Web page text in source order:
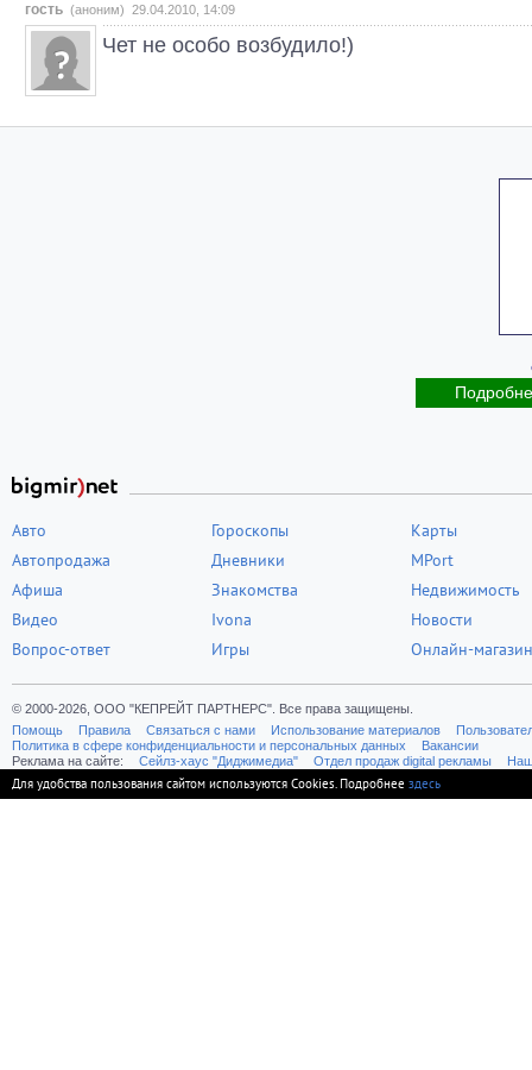
гость (аноним) 29.04.2010, 14:09
Чет не особо возбудило!)
Авто
Автопродажа
Афиша
Видео
Вопрос-ответ
Гороскопы
Дневники
Знакомства
Ivona
Игры
Карты
MPort
Недвижимость
Новости
Онлайн-магазин
© 2000-2026, ООО "КЕПРЕЙТ ПАРТНЕРС". Все права защищены.
Помощь
Правила Связаться с нами Использование материалов
Политика в сфере конфиденциальности и персональных данных
Вакансии
Реклама на сайте:
Cейлз-хаус "Диджимедиа" Отдел продаж digital рекламы
Для удобства пользования сайтом используются Cookies. Подробнее здесь